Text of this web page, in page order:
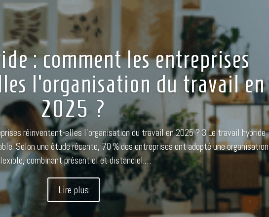
: comment les entreprises
l’organisation du travail en
2025 ?
réinventent-elles l’organisation du travail en 2025 ? 3 Le travail hybride
Selon une étude récente, 70 % des entreprises ont adopté une organisation
combinant présentiel et distanciel.…
Lire plus